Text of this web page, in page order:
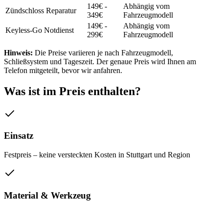
Zündschloss Reparatur
149€ -
349€
Abhängig vom
Fahrzeugmodell
Keyless-Go Notdienst
149€ -
299€
Abhängig vom
Fahrzeugmodell
Hinweis: Die Preise variieren je nach Fahrzeugmodell,
Schließsystem und Tageszeit. Der genaue Preis wird Ihnen am
Telefon mitgeteilt, bevor wir anfahren.
Was ist im Preis enthalten?
Einsatz
Festpreis – keine versteckten Kosten in Stuttgart und Region
Material & Werkzeug